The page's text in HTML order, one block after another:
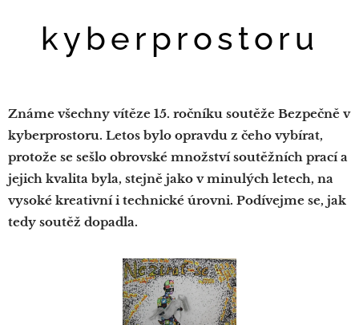
kyberprostoru
Známe všechny vítěze 15. ročníku soutěže Bezpečně v
kyberprostoru. Letos bylo opravdu z čeho vybírat,
protože se sešlo obrovské množství soutěžních prací a
jejich kvalita byla, stejně jako v minulých letech, na
vysoké kreativní i technické úrovni. Podívejme se, jak
tedy soutěž dopadla.